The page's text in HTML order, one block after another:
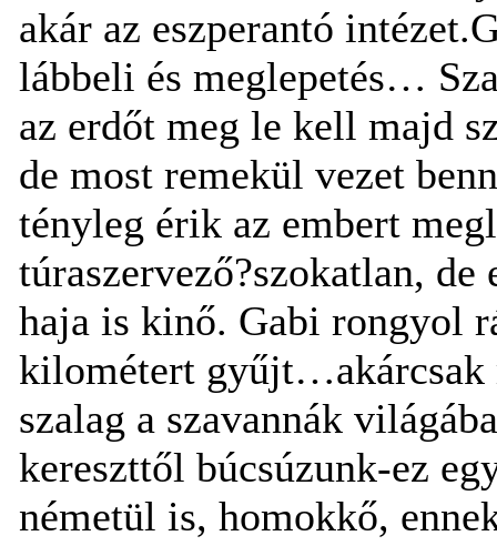
akár az eszperantó
lábbeli és meglepetés…
az erdőt meg le kell majd
de most remekül vezet
tényleg érik az embert
túraszervező?szokatlan,
haja is kinő. Gabi rongyol
kilométert gyűjt…akárcsak
szalag a szavannák
kereszttől búcsúzunk-ez
németül is, homokkő,